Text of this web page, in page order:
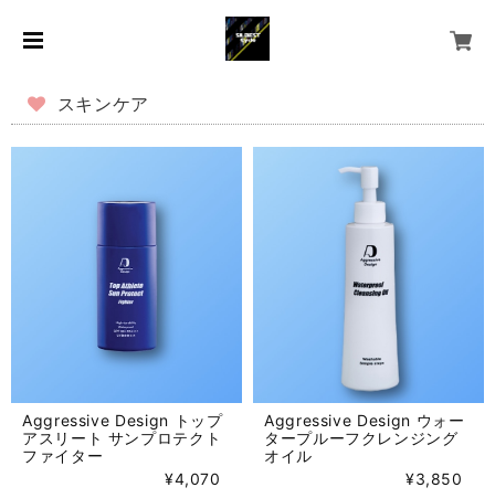
スキンケア
Aggressive Design トップ
アスリート サンプロテクト
ファイター
¥4,070
Aggressive Design ウォー
タープルーフクレンジング
オイル
¥3,850